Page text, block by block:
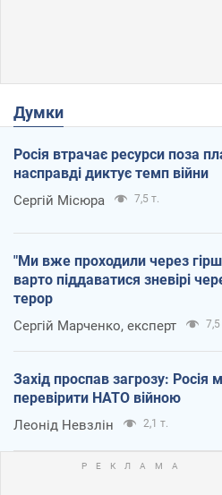
Думки
Росія втрачає ресурси поза
насправді диктує темп війни
Сергій Місюра 7,5 т.
"Ми вже проходили через
варто піддаватися зневірі
терор
Сергій Марченко, експерт 7,5
Захід проспав загрозу: Росія
перевірити НАТО війною
Леонід Невзлін 2,1 т.